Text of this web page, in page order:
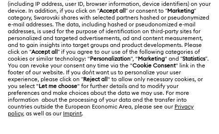
Estado de la reparación
Contacto
Guía de tamaños
Buscador de tiendas
Acerca de Swarovski
Trabaja con nosotros
Alumni Community
Para profesionales
Mapa Web
CONDICIONES LEGALES
Condiciones De Uso
Terminos & Condiciones
Política De Privacidad
Otros países/regiones
English
Deutsch Español Français